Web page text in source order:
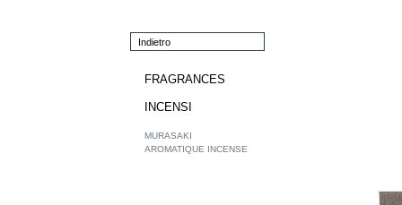
Indietro
FRAGRANCES
INCENSI
MURASAKI
AROMATIQUE INCENSE